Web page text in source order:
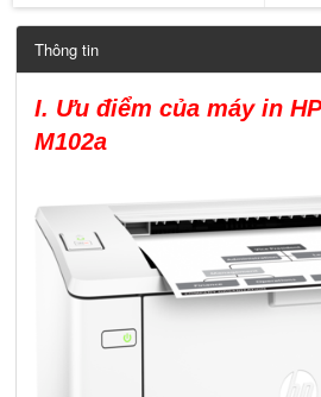
Thông tin
I. Ưu điểm của máy in
M102a